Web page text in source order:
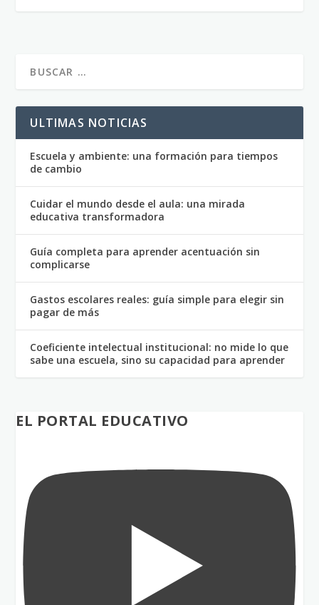
ULTIMAS NOTICIAS
Escuela y ambiente: una formación para tiempos
de cambio
Cuidar el mundo desde el aula: una mirada
educativa transformadora
Guía completa para aprender acentuación sin
complicarse
Gastos escolares reales: guía simple para elegir sin
pagar de más
Coeficiente intelectual institucional: no mide lo que
sabe una escuela, sino su capacidad para aprender
EL PORTAL EDUCATIVO